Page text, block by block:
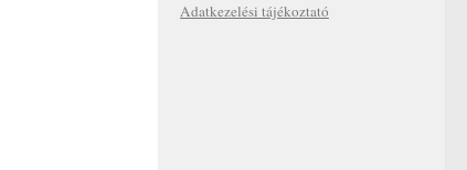
Adatkezelési tájékoztató